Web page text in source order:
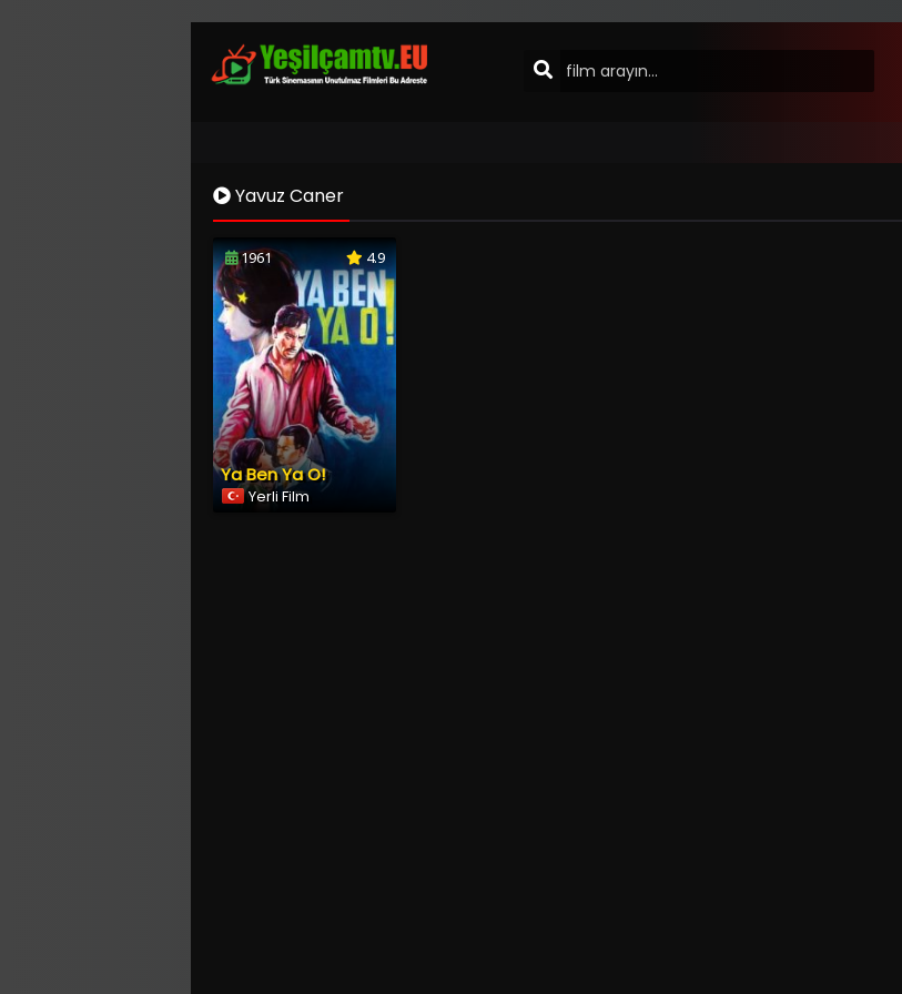
Yavuz Caner
1961 4.9
Ya Ben Ya O!
Yerli Film